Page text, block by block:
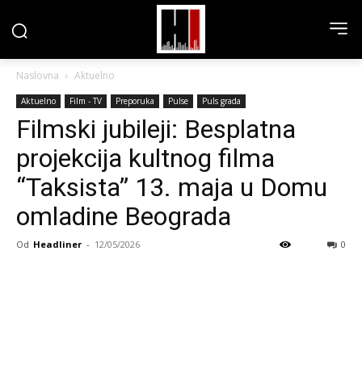
Naslovna Aktuelno
Aktuelno Film - TV Preporuka Pulse Puls grada
Filmski jubileji: Besplatna
projekcija kultnog filma
“Taksista” 13. maja u Domu
omladine Beograda
Od Headliner - 12/05/2026 0